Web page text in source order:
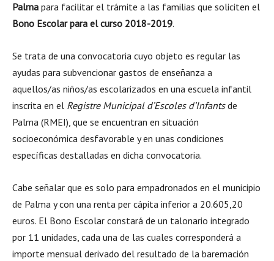
Palma para facilitar el trámite a las familias que soliciten el
Bono Escolar para el curso 2018-2019.
Se trata de una convocatoria cuyo objeto es regular las
ayudas para subvencionar gastos de enseñanza a
aquellos/as niños/as escolarizados en una escuela infantil
inscrita en el Registre Municipal d’Escoles d’Infantsde
Palma (RMEI), que se encuentran en situación
socioeconómica desfavorable y en unas condiciones
específicas destalladas en dicha convocatoria.
Cabe señalar que es solo para empadronados en el municipio
de Palma y con una renta per cápita inferior a 20.605,20
euros. El Bono Escolar constará de un talonario integrado
por 11 unidades, cada una de las cuales corresponderá a
importe mensual derivado del resultado de la baremación